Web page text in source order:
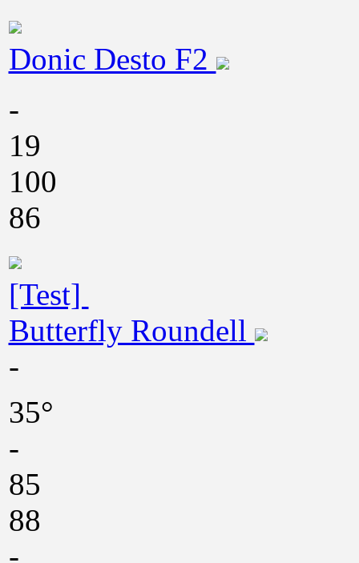
Donic Desto F2
-
19
100
86
[Test]
Butterfly Roundell
-
35°
-
85
88
-